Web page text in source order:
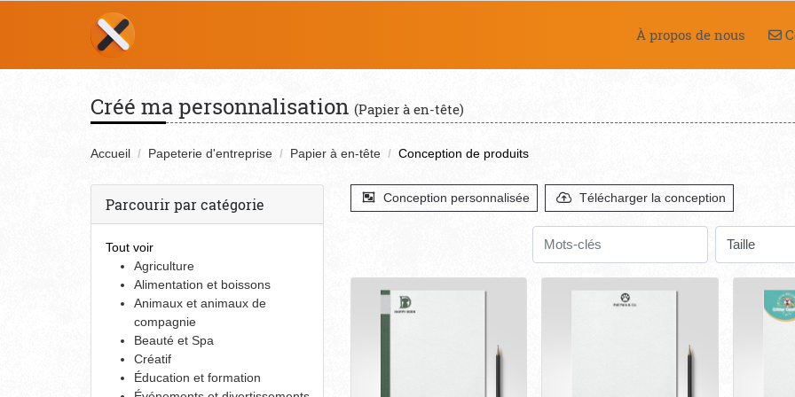
À propos de nous
Créé ma personnalisation (Papier à en-tête)
Accueil Papeterie d'entreprise Papier à en-tête Conception de produits
Parcourir par catégorie
Tout voir
Agriculture
Alimentation et boissons
Animaux et animaux de
compagnie
Beauté et Spa
Créatif
Éducation et formation
Conception personnalisée Télécharger la conception